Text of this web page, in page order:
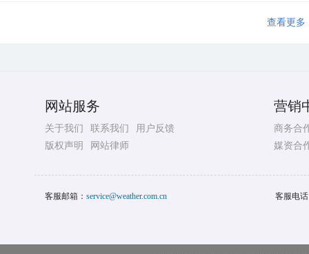
查看更多
网站服务
关于我们 联系我们
用户反馈
版权声明
网站律师
营销
商务合
媒资合
客服邮箱： service@weather.com.cn 客服电